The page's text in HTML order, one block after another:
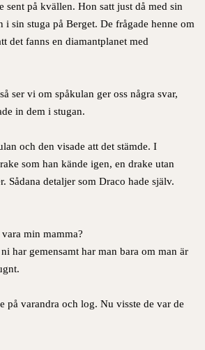
sent på kvällen. Hon satt just då med sin
i sin stuga på Berget. De frågade henne om
det fanns en diamantplanet med
ser vi om spåkulan ger oss några svar,
in dem i stugan.
och den visade att det stämde. I
som han kände igen, en drake utan
Sådana detaljer som Draco hade själv.
min mamma?
har gemensamt har man bara om man är
på varandra och log. Nu visste de var de